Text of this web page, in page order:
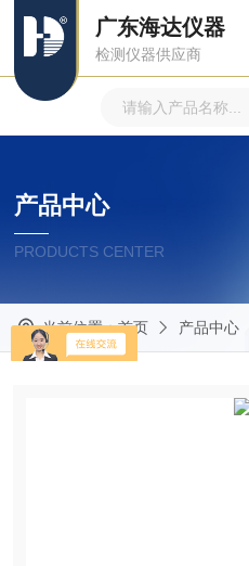
广东海达仪器
检测仪器供应商
产品中心
PRODUCTS CENTER
当前位置：首页 产品中心